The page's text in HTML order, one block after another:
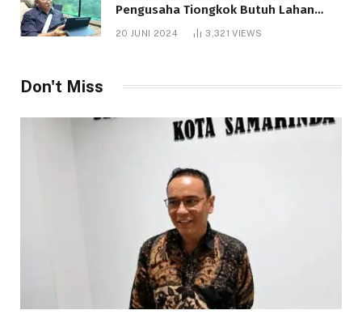
Pengusaha Tiongkok Butuh Lahan
1.000 Hektare
20 JUNI 2024 3,321VIEWS
Don't Miss